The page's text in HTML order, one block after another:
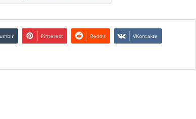
Pinterest Reddit VKontakte